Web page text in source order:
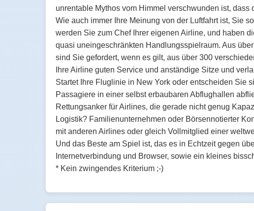
unrentable Mythos vom Himmel verschwunden ist,
Wie auch immer Ihre Meinung von der Luftfahrt ist, Sie
werden Sie zum Chef Ihrer eigenen Airline, und haben
quasi uneingeschränkten Handlungsspielraum. Aus
sind Sie gefordert, wenn es gilt, aus über 300
Ihre Airline guten Service und anständige Sitze und
Startet Ihre Fluglinie in New York oder entscheiden Sie
Passagiere in einer selbst erbaubaren Abflughallen
Rettungsanker für Airlines, die gerade nicht genug
Logistik? Familienunternehmen oder Börsennotierter
mit anderen Airlines oder gleich Vollmitglied einer
Und das Beste am Spiel ist, das es in Echtzeit gegen
Internetverbindung und Browser, sowie ein kleines
* Kein zwingendes Kriterium ;-)